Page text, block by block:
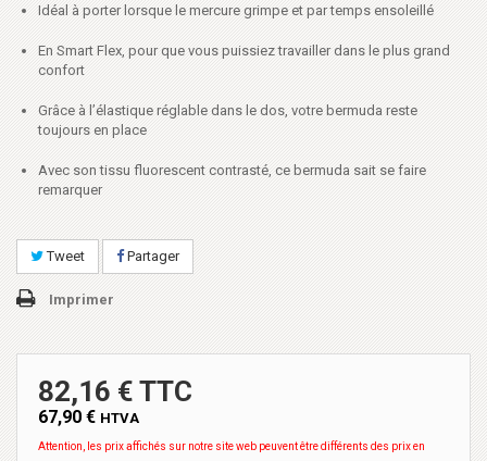
Idéal à porter lorsque le mercure grimpe et par temps ensoleillé
En Smart Flex, pour que vous puissiez travailler dans le plus grand
confort
Grâce à l’élastique réglable dans le dos, votre bermuda reste
toujours en place
Avec son tissu fluorescent contrasté, ce bermuda sait se faire
remarquer
Tweet Partager
Imprimer
82,16 € TTC
67,90 € HTVA
Attention, les prix affichés sur notre site web peuvent être différents des prix en